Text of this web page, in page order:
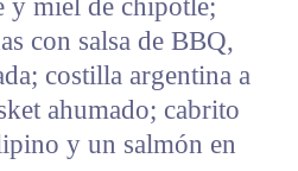
y miel de chipotle;
con salsa de BBQ,
costilla argentina a
ahumado; cabrito
y un salmón en